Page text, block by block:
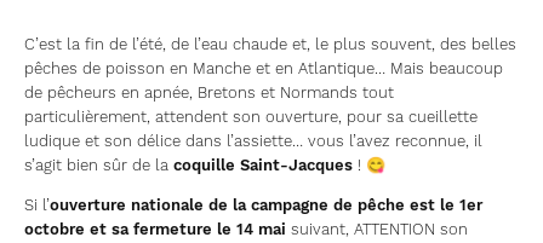
C’est la fin de l’été, de l’eau chaude et, le plus souvent, des belles
pêches de poisson en Manche et en Atlantique… Mais beaucoup
de pêcheurs en apnée, Bretons et Normands tout
particulièrement, attendent son ouverture, pour sa cueillette
ludique et son délice dans l’assiette… vous l’avez reconnue, il
s’agit bien sûr de la coquille Saint-Jacques ! 😋
Si l’ouverture nationale de la campagne de pêche est le 1er
octobre et sa fermeture le 14 mai suivant, ATTENTION son